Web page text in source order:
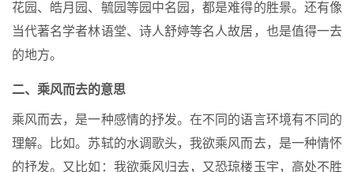
花园、皓月园、毓园等园中名园，都是难得的胜景。还有像
当代著名学者林语堂、诗人舒婷等名人故居，也是值得一去
的地方。
二、乘风而去的意思
乘风而去，是一种感情的抒发。在不同的语言环境有不同的
理解。比如。苏轼的水调歌头，我欲乘风而去，是一种情怀
的抒发。又比如：我欲乘风归去，又恐琼楼玉宇，高处不胜